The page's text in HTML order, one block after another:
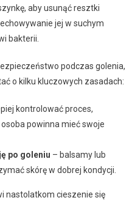
aby usunąć resztki
jej w suchym
bakterii.
podczas golenia,
o kilku kluczowych zasadach:
kontrolować proces,
powinna mieć swoje
po goleniu – balsamy lub
skórę w dobrej kondycji.
nastolatkom cieszenie się